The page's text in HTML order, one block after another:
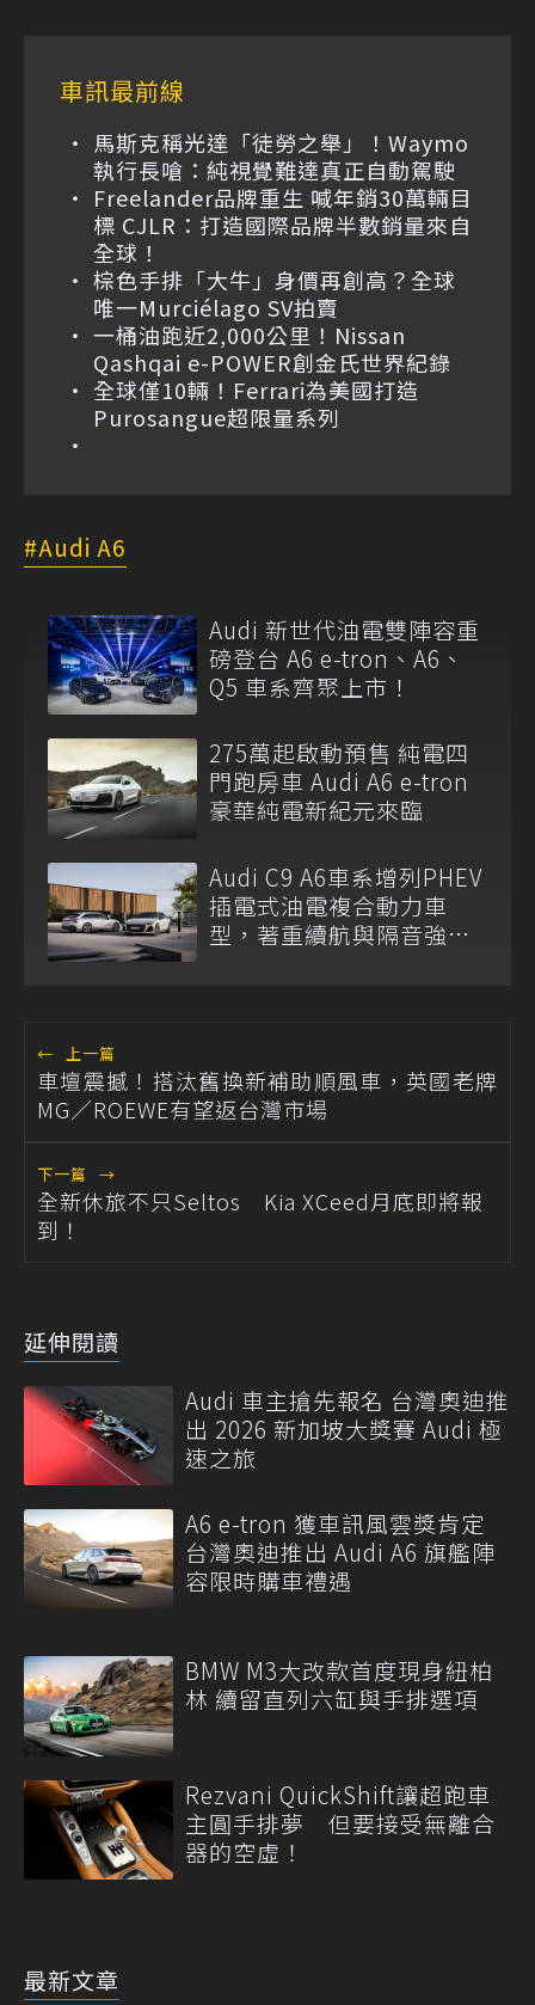
車訊最前線
馬斯克稱光達「徒勞之舉」！Waymo
執行長嗆：純視覺難達真正自動駕駛
Freelander品牌重生 喊年銷30萬輛目
標 CJLR：打造國際品牌半數銷量來自
全球！
棕色手排「大牛」身價再創高？全球
唯一Murciélago SV拍賣
一桶油跑近2,000公里！Nissan
Qashqai e-POWER創金氏世界紀錄
全球僅10輛！Ferrari為美國打造
Purosangue超限量系列
Audi A6
Audi 新世代油電雙陣容重
磅登台 A6 e-tron、A6、
Q5 車系齊聚上市！
275萬起啟動預售 純電四
門跑房車 Audi A6 e-tron
豪華純電新紀元來臨
Audi C9 A6車系增列PHEV
插電式油電複合動力車
型，著重續航與隔音強
← 上一篇
車壇震撼！搭汰舊換新補助順風車，英國老牌
MG／ROEWE有望返台灣市場
下一篇 →
全新休旅不只Seltos Kia XCeed月底即將報
到！
延伸閱讀
Audi 車主搶先報名 台灣奧迪推
出 2026 新加坡大獎賽 Audi 極
速之旅
A6 e-tron 獲車訊風雲獎肯定
台灣奧迪推出 Audi A6 旗艦陣
容限時購車禮遇
BMW M3大改款首度現身紐柏
林 續留直列六缸與手排選項
Rezvani QuickShift讓超跑車
主圓手排夢 但要接受無離合
器的空虛！
最新文章